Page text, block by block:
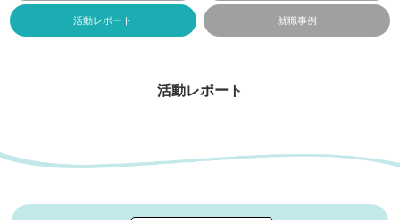
活動レポート 就職事例
活動レポート